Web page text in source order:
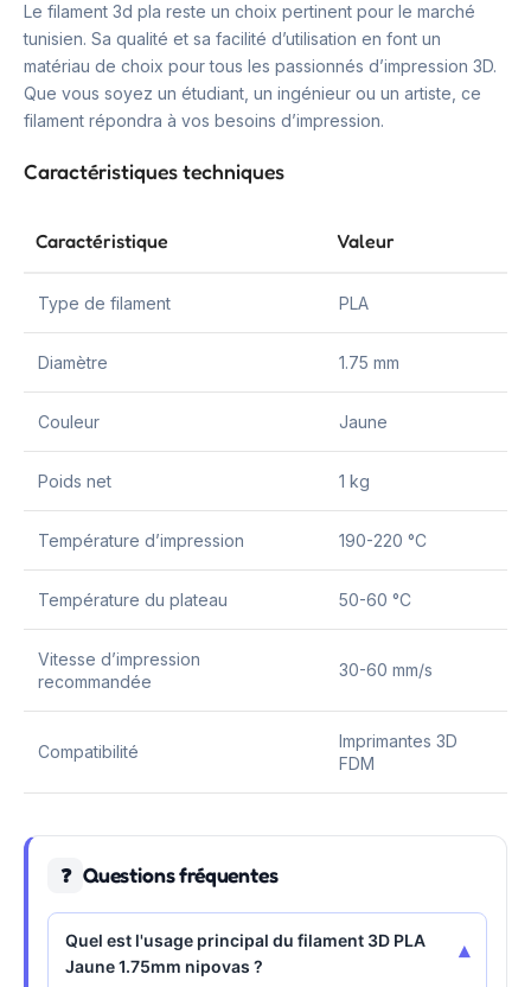
Le filament 3d pla reste un choix pertinent pour le marché
tunisien. Sa qualité et sa facilité d’utilisation en font un
matériau de choix pour tous les passionnés d’impression 3D.
Que vous soyez un étudiant, un ingénieur ou un artiste, ce
filament répondra à vos besoins d’impression.
Caractéristiques techniques
Caractéristique Valeur
Type de filament PLA
Diamètre 1.75 mm
Couleur Jaune
Poids net 1 kg
Température d’impression 190-220 °C
Température du plateau 50-60 °C
Vitesse d’impression
recommandée
30-60 mm/s
Compatibilité
Imprimantes 3D
FDM
❓ Questions fréquentes
Quel est l'usage principal du filament 3D PLA
Jaune 1.75mm nipovas ?
▾